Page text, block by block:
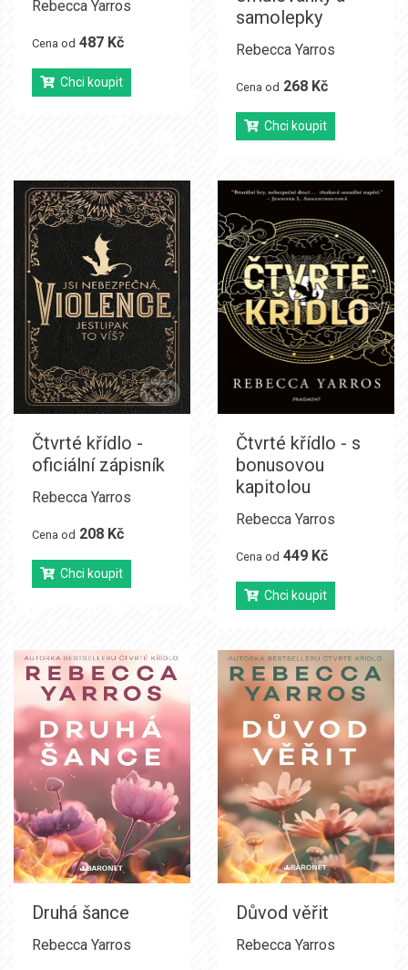
Rebecca Yarros
Cena od 487 Kč
Chci koupit
samolepky
Rebecca Yarros
Cena od 268 Kč
Chci koupit
Čtvrté křídlo -
oficiální zápisník
Rebecca Yarros
Cena od 208 Kč
Chci koupit
Čtvrté křídlo - s
bonusovou
kapitolou
Rebecca Yarros
Cena od 449 Kč
Chci koupit
Druhá šance
Rebecca Yarros
Důvod věřit
Rebecca Yarros